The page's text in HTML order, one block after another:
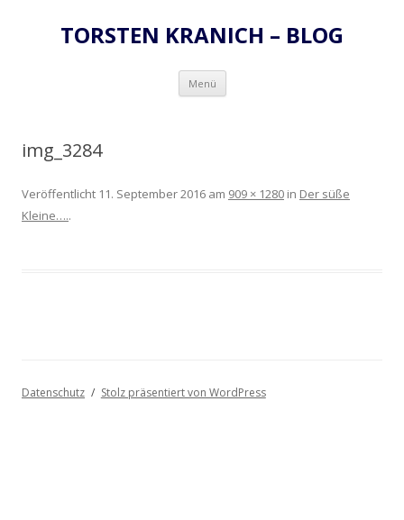
TORSTEN KRANICH – BLOG
Menü Zum
springen
img_3284
Veröffentlicht 11. September 2016 am 909 × 1280 in Der süße
Kleine…..
Datenschutz Stolz präsentiert von WordPress